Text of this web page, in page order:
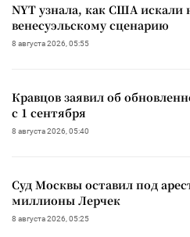
NYT узнала, как США искали
венесуэльскому сценарию
8 августа 2026, 05:55
Кравцов заявил об
с 1 сентября
8 августа 2026, 05:40
Суд Москвы оставил под
миллионы Лерчек
8 августа 2026, 05:25